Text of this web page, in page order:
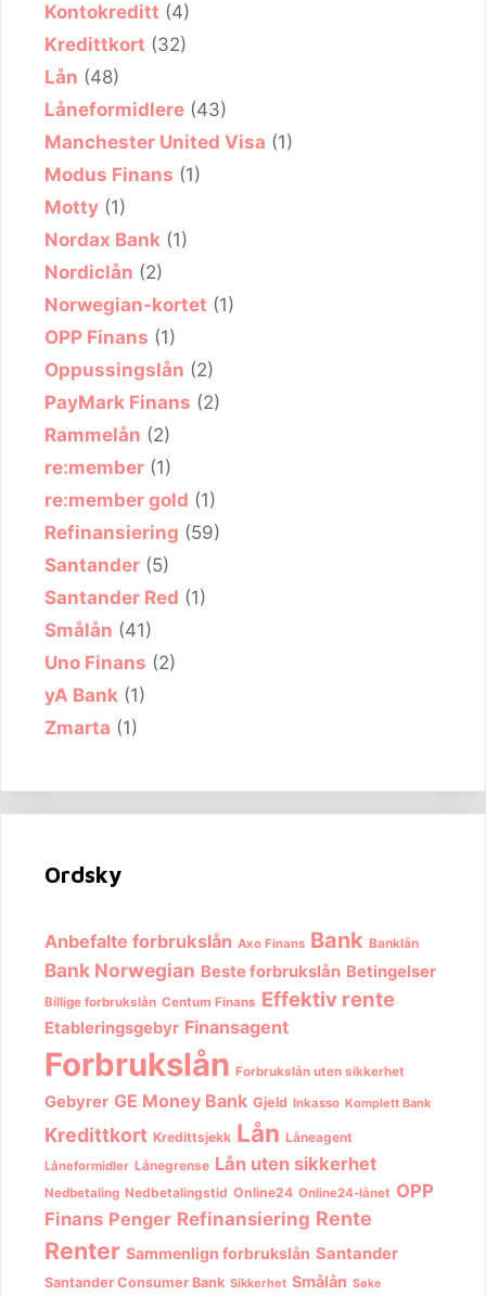
Kontokreditt (4)
Kredittkort (32)
Lån (48)
Låneformidlere (43)
Manchester United Visa (1)
Modus Finans (1)
Motty (1)
Nordax Bank (1)
Nordiclån (2)
Norwegian-kortet (1)
OPP Finans (1)
Oppussingslån (2)
PayMark Finans (2)
Rammelån (2)
re:member (1)
re:member gold (1)
Refinansiering (59)
Santander (5)
Santander Red (1)
Smålån (41)
Uno Finans (2)
yA Bank (1)
Zmarta (1)
Ordsky
Anbefalte forbrukslån Axo Finans Bank Banklån
Bank Norwegian Beste forbrukslån Betingelser
Billige forbrukslån Centum Finans Effektiv rente
Etableringsgebyr Finansagent
Forbrukslån Forbrukslån uten sikkerhet
Gebyrer GE Money Bank Gjeld Inkasso Komplett Bank
Kredittkort Kredittsjekk Lån Låneagent
Låneformidler Lånegrense Lån uten sikkerhet
Nedbetaling Nedbetalingstid Online24 Online24-lånet OPP
Finans Penger Refinansiering Rente
Renter Sammenlign forbrukslån Santander
Santander Consumer Bank Sikkerhet Smålån Søke